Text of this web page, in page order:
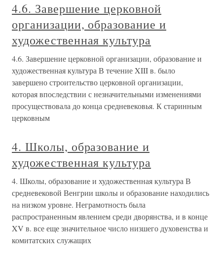
4.6. Завершение церковной
организации, образование и
художественная культура
4.6. Завершение церковной организации, образование и
художественная культура В течение XIII в. было
завершено строительство церковной организации,
которая впоследствии с незначительными изменениями
просуществовала до конца средневековья. К старинным
церковным
4. Школы, образование и
художественная культура
4. Школы, образование и художественная культура В
средневековой Венгрии школы и образование находились
на низком уровне. Неграмотность была
распространенным явлением среди дворянства, и в конце
XV в. все еще значительное число низшего духовенства и
комитатских служащих